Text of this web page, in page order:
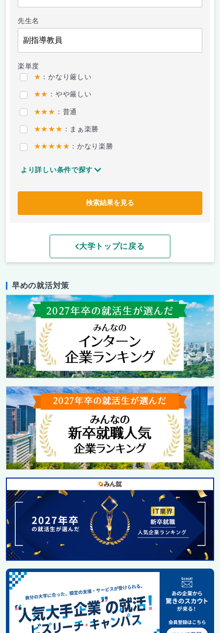
先生名
楽単度
★ ：かなり厳しい
★★ ：やや厳しい
★★★ ：普通
★★★★ ：まぁ楽勝
★★★★★ ：かなり楽勝
より詳しい条件で探す
検索結果を見る
大学トップに戻る
早めの就活対策